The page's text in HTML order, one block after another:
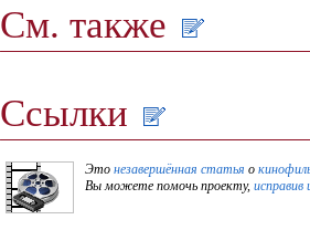
См. также
Ссылки
Это незавершённая статья о
Вы можете помочь проекту, исправив